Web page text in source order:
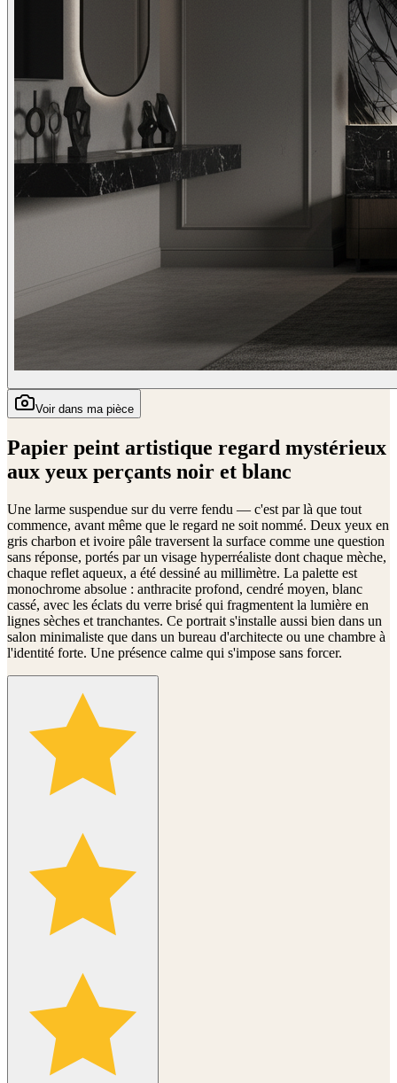
Voir dans ma pièce
Papier peint artistique regard mystérieux
aux yeux perçants noir et blanc
Une larme suspendue sur du verre fendu — c'est par là que tout
commence, avant même que le regard ne soit nommé. Deux yeux en
gris charbon et ivoire pâle traversent la surface comme une question
sans réponse, portés par un visage hyperréaliste dont chaque mèche,
chaque reflet aqueux, a été dessiné au millimètre. La palette est
monochrome absolue : anthracite profond, cendré moyen, blanc
cassé, avec les éclats du verre brisé qui fragmentent la lumière en
lignes sèches et tranchantes. Ce portrait s'installe aussi bien dans un
salon minimaliste que dans un bureau d'architecte ou une chambre à
l'identité forte. Une présence calme qui s'impose sans forcer.